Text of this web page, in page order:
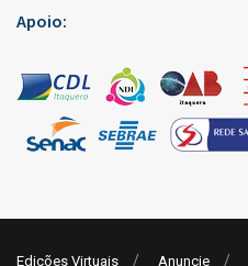
Apoio:
Edições Virtuais Anuncie